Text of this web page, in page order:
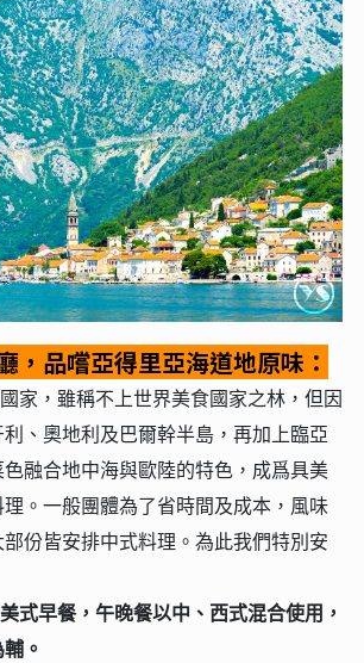
品嚐亞得里亞海道地原味：
家，雖稱不上世界美食國家之林，但因
、奧地利及巴爾幹半島，再加上臨亞
融合地中海與歐陸的特色，成爲具美
。一般團體為了省時間及成本，風味
份皆安排中式料理。為此我們特別安
式早餐，午晚餐以中、西式混合使用，
。